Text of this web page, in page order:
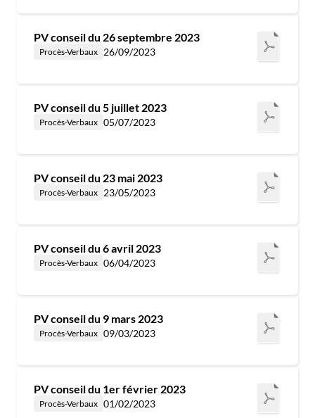
PV conseil du 26 septembre 2023
Procès-Verbaux 26/09/2023
PV conseil du 5 juillet 2023
Procès-Verbaux 05/07/2023
PV conseil du 23 mai 2023
Procès-Verbaux 23/05/2023
PV conseil du 6 avril 2023
Procès-Verbaux 06/04/2023
PV conseil du 9 mars 2023
Procès-Verbaux 09/03/2023
PV conseil du 1er février 2023
Procès-Verbaux 01/02/2023